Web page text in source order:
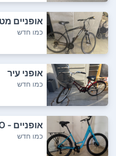
אופניים
יר פצצה מ...
כמו חדש
אופני עיר
כמו חדש
ם. אופניים...
כמו חדש